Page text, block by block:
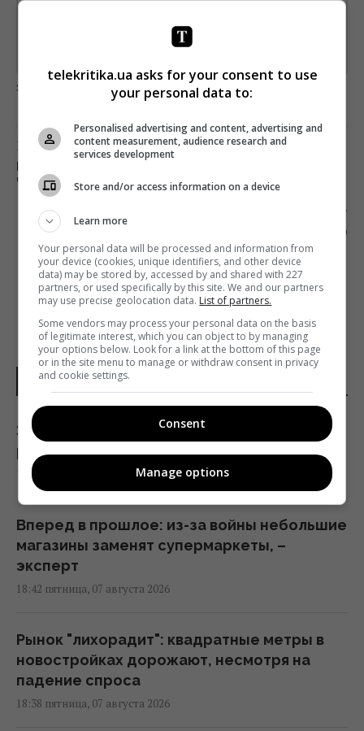
загрузка...
Предыдущий пост
ЧЕТЫРЕХСЕРИЙНЫЙ ФИЛЬМ «ЛАБИРИНТ»
Следующий пост
ФИЛИПП ИЛЬЕНКО ЗАПУСТИЛ КОМПАНИЮ
ILLIENKO FILM PRODUCTIONS
ПОСЛЕДНИЕ НОВОСТИ
Задержка до 10 часов: из-за обстрелов
ряд поездов курсирует с задержками
19:06 пятница, 07 августа 2026
Вперед в прошлое: из-за войны небольшие
магазины заменят супермаркеты, –
эксперт
18:42 пятница, 07 августа 2026
Рынок "лихорадит": квадратные метры в
новостройках дорожают, несмотря на
падение спроса
18:38 пятница, 07 августа 2026
telekritika.ua asks for your consent to use
your personal data to:
Personalised advertising and content, advertising and
content measurement, audience research and
services development
Store and/or access information on a device
Learn more
Your personal data will be processed and information from
your device (cookies, unique identifiers, and other device
data) may be stored by, accessed by and shared with 227
partners, or used specifically by this site. We and our partners
may use precise geolocation data. List of partners.
Some vendors may process your personal data on the basis
of legitimate interest, which you can object to by managing
your options below. Look for a link at the bottom of this page
or in the site menu to manage or withdraw consent in privacy
and cookie settings.
Consent
Manage options